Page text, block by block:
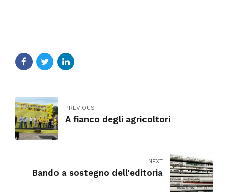
PREVIOUS
A fianco degli agricoltori
NEXT
Bando a sostegno dell'editoria